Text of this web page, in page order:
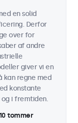
en solid
Derfor
over for
af andre
giver vi en
kan regne med
konstante
i fremtiden.
tommer